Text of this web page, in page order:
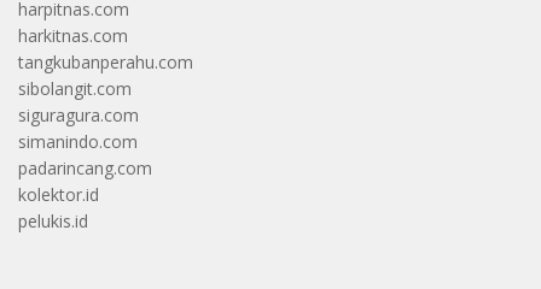
harpitnas.com
harkitnas.com
tangkubanperahu.com
sibolangit.com
siguragura.com
simanindo.com
padarincang.com
kolektor.id
pelukis.id